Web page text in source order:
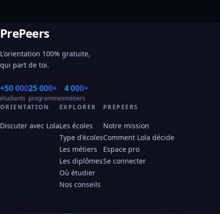
PrePeers
L'orientation 100% gratuite,
qui part de toi.
+50 000
étudiants
25 000+
programmes
4 000+
métiers
ORIENTATION
Discuter avec Lola
EXPLORER
Les écoles
Type d'écoles
Les métiers
Les diplômes
Où étudier
Nos conseils
PREPEERS
Notre mission
Comment Lola décide
Espace pro
Se connecter